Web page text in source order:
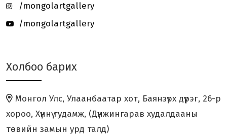
Ч.ТОГТОХБАЯР Олон Улсын Цасан
“ХӨХ МОНГОЛ” үзэсгэлэн Япон
“ЗҮРХ МАРТАХГҮЙ” төслийн аянд
/mongolartgallery
/mongolartgallery
Холбоо барих
Монгол Улс, Улаанбаатар хот, Баянзүрх дүүрэг, 26-р
хороо, Хүннү гудамж, (Дүнжингарав худалдааны
төвийн замын урд талд)